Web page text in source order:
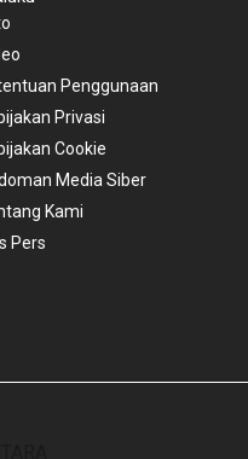
Penggunaan
Privasi
Cookie
Media Siber
Kami
Pers